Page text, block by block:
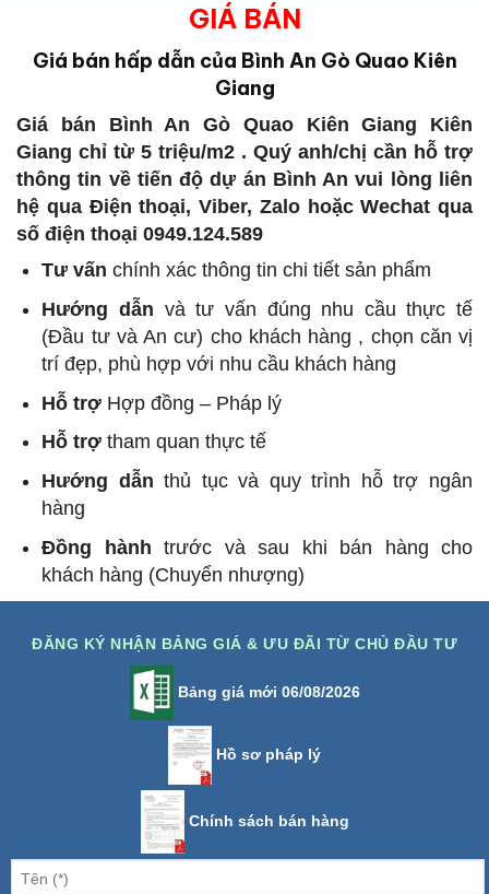
GIÁ BÁN
Giá bán hấp dẫn của Bình An Gò Quao Kiên
Giang
Giá bán Bình An Gò Quao Kiên Giang Kiên
Giang chỉ từ 5 triệu/m2 . Quý anh/chị cần hỗ trợ
thông tin về tiến độ dự án Bình An vui lòng liên
hệ qua Điện thoại, Viber, Zalo hoặc Wechat qua
số điện thoại 0949.124.589
Tư vấn chính xác thông tin chi tiết sản phẩm
Hướng dẫn và tư vấn đúng nhu cầu thực tế
(Đầu tư và An cư) cho khách hàng , chọn căn vị
trí đẹp, phù hợp với nhu cầu khách hàng
Hỗ trợ Hợp đồng – Pháp lý
Hỗ trợtham quan thực tế
Hướng dẫn thủ tục và quy trình hỗ trợ ngân
hàng
Đồng hành trước và sau khi bán hàng cho
khách hàng (Chuyển nhượng)
ĐĂNG KÝ NHẬN BẢNG GIÁ & ƯU ĐÃI TỪ CHỦ ĐẦU TƯ
Bảng giá mới 06/08/2026
Hồ sơ pháp lý
Chính sách bán hàng